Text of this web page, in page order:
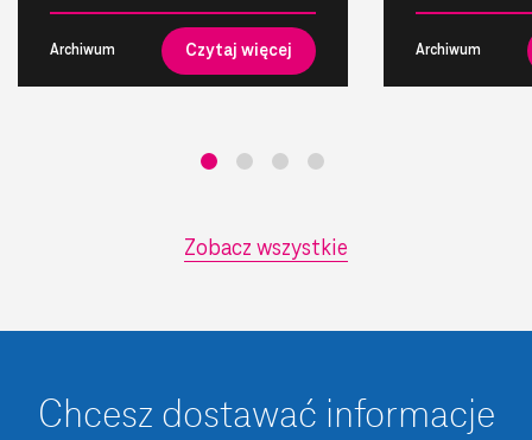
Archiwum Czytaj więcej Archiwum
Zobacz wszystkie
Chcesz dostawać informacje